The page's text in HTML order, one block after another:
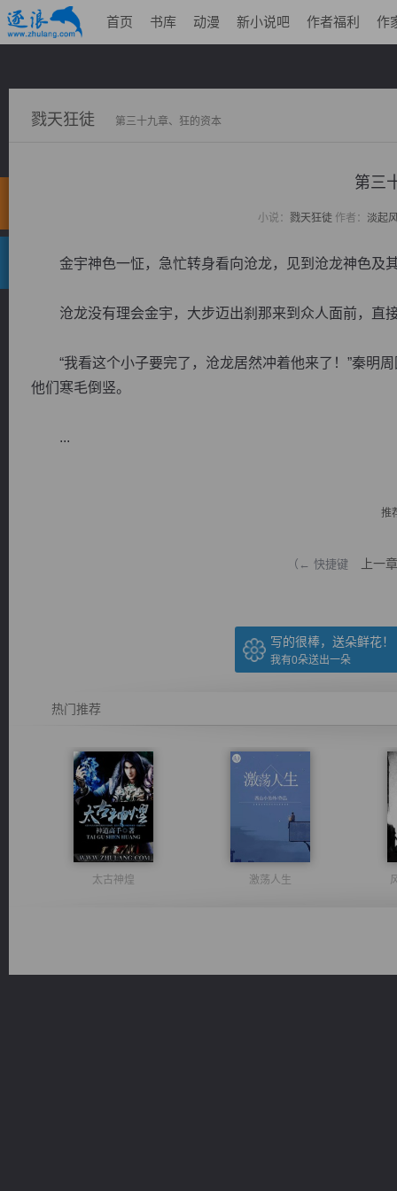
首页 书库 动漫 新小说吧 作者福利 作
戮天狂徒 第三十九章、狂的资本
第三
小说： 戮天狂徒作者： 淡起
金宇神色一怔，急忙转身看向沧龙，见到沧龙神色及
沧龙没有理会金宇，大步迈出刹那来到众人面前，直
“我看这个小子要完了，沧龙居然冲着他来了！”秦明
他们寒毛倒竖。
...
推
（← 快捷键 上一章
写的很棒，送朵鲜花！
我有0朵送出一朵
热门推荐
太古神煌 激荡人生